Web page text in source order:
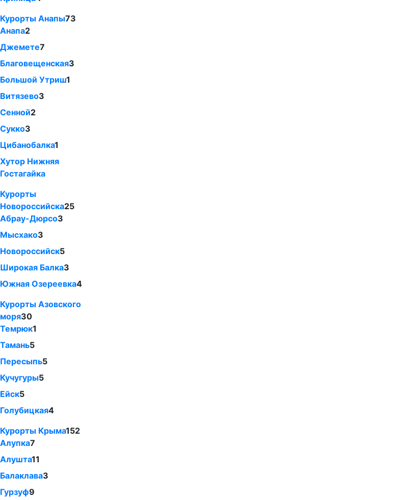
Курорты Анапы73
Анапа2
Джемете7
Благовещенская3
Большой Утриш1
Витязево3
Сенной2
Сукко3
Цибанобалка1
Хутор Нижняя
Гостагайка
Курорты
Новороссийска25
Абрау-Дюрсо3
Мысхако3
Новороссийск5
Широкая Балка3
Южная Озереевка4
Курорты Азовского
моря30
Темрюк1
Тамань5
Пересыпь5
Кучугуры5
Ейск5
Голубицкая4
Курорты Крыма152
Алупка7
Алушта11
Балаклава3
Гурзуф9